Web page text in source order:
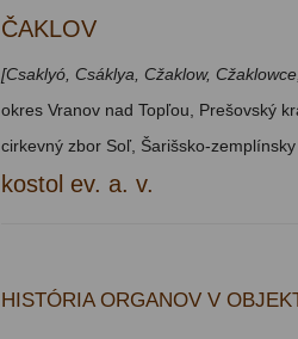
ČAKLOV
[Csaklyó, Csáklya, Cžaklow,
okres Vranov nad Topľou, Prešovský
cirkevný zbor Soľ, Šarišsko-
kostol ev. a. v.
HISTÓRIA ORGANOV V